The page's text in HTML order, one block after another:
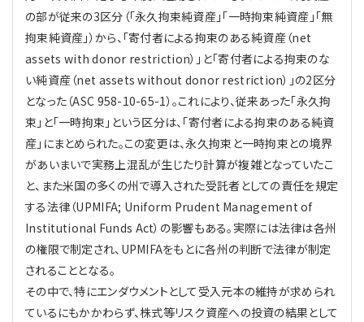
の部が従来の3区分（「永久拘束純資産」「一時拘束純資産」「無
拘束純資産」）から、「寄付者による拘束のある純資産（net
assets with donor restriction）」と「寄付者による拘束のな
い純資産（net assets without donor restriction）」の2区分
となった（ASC 958-10-65-1）。これにより、従来あった「永久拘
束」と「一時拘束」という区分は、「寄付者による拘束のある純資
産」にまとめられた。この変更は、永久拘束と一時拘束との境界
があいまいで実務上混乱が生じたり計算が複雑となっていたこ
と、また米国の多くの州で導入された受託者としての責任を規定
する法律（UPMIFA; Uniform Prudent Management of
Institutional Funds Act）の影響もある。実際には法律は各州
の権限で制定され、UPMIFAをもとに各州の判断で法律が制定
されることとなる。
その中で、特にエンダウメントとして受入元本の維持が求められ
ているにもかかわらず、株式等リスク資産への投資の結果として